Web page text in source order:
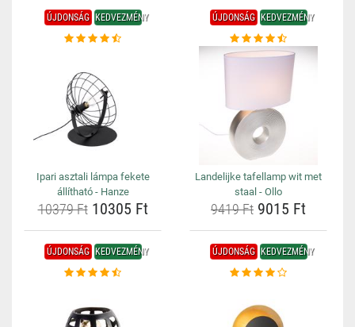
ÚJDONSÁG KEDVEZMÉNY
Ipari asztali lámpa fekete
állítható - Hanze
10379 Ft10305 Ft
ÚJDONSÁG KEDVEZMÉNY
Landelijke tafellamp wit met
staal - Ollo
9419 Ft 9015 Ft
ÚJDONSÁG KEDVEZMÉNY ÚJDONSÁG KEDVEZMÉNY